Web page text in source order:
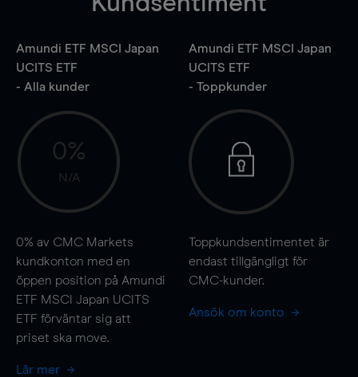
Amundi ETF MSCI Japan
UCITS ETF
- Alla kunder
0%
N/A
0% av CMC Markets
kundkonton med en
öppen position på Amundi
ETF MSCI Japan UCITS
ETF förväntar sig att
priset ska move.
Lär mer
Amundi ETF MSCI Japan
UCITS ETF
- Toppkunder
Toppkundsentimentet är
endast tillgängligt för
CMC-kunder.
Ansök om konto